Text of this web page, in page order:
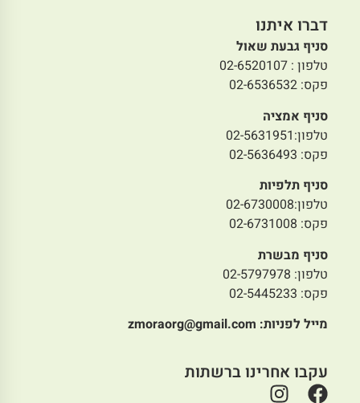
דברו איתנו
סניף גבעת שאול
טלפון : 02-6520107
פקס: 02-6536532
סניף אמציה
טלפון:02-5631951
פקס: 02-5636493
סניף תלפיות
טלפון:02-6730008
פקס: 02-6731008
סניף מבשרת
טלפון: 02-5797978
פקס: 02-5445233
מייל לפניות: zmoraorg@gmail.com
עקבו אחרינו ברשתות